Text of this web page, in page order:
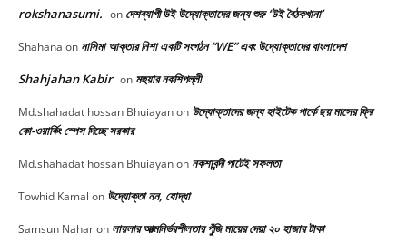
rokshanasumi. on দেশব্যাপী উই উদ্যোক্তাদের জন্য শুরু ‘উই বৈঠকখানা’
Shahana on নাসিমা আক্তার নিশা একটি সংগঠন “WE” এবং উদ্যোক্তাদের বাংলাদেশ
Shahjahan Kabir on মহুয়ার নকশিপল্লী
Md.shahadat hossan Bhuiayanon উদ্যোক্তাদের জন্য হাইটেক পার্কে ছয় মাসের ফ্রি
কো-ওয়ার্কিং স্পেস দিচ্ছে সরকার
Md.shahadat hossan Bhuiayanon নকশাবন্দী পাটেই সফলতা
Towhid Kamal on উদ্যোক্তা নন, যোদ্ধা
Samsun Naharon লায়লার আত্মনির্ভরশীলতার পুঁজি মায়ের দেয়া ২০ হাজার টাকা